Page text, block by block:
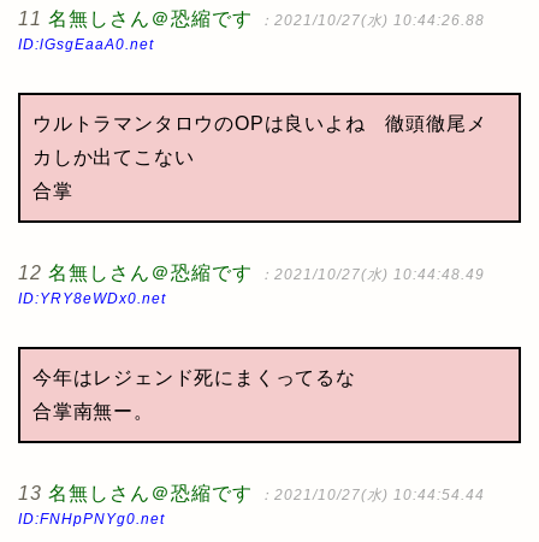
11 名無しさん＠恐縮です
：2021/10/27(水) 10:44:26.88
ID:lGsgEaaA0.net
ウルトラマンタロウのOPは良いよね 徹頭徹尾メ
カしか出てこない
合掌
12 名無しさん＠恐縮です
：2021/10/27(水) 10:44:48.49
ID:YRY8eWDx0.net
今年はレジェンド死にまくってるな
合掌南無ー。
13 名無しさん＠恐縮です
：2021/10/27(水) 10:44:54.44
ID:FNHpPNYg0.net